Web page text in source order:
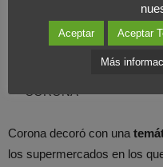
CORONA
Corona decoró con una
los supermercados en los
Aceptar Aceptar
Más